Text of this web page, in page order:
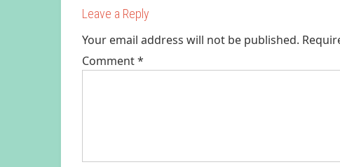
Leave a Reply
Your email address will not be published.
Comment*